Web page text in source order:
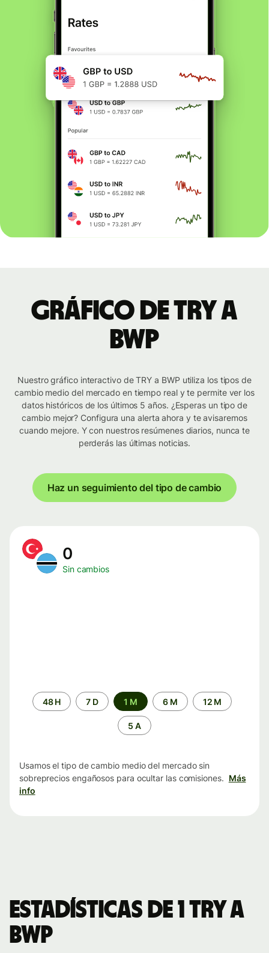
Gráfico de TRY a
BWP
Nuestro gráfico interactivo de TRY a BWP utiliza los tipos de
cambio medio del mercado en tiempo real y te permite ver los
datos históricos de los últimos 5 años. ¿Esperas un tipo de
cambio mejor? Configura una alerta ahora y te avisaremos
cuando mejore. Y con nuestros resúmenes diarios, nunca te
perderás las últimas noticias.
Haz un seguimiento del tipo de cambio
0
Sin cambios
Periodo48 H 7 D 1 M 6 M 12 M
5 A
Usamos el tipo de cambio medio del mercado sin
sobreprecios engañosos para ocultar las comisiones. Más
info
Estadísticas de 1 TRY a
BWP